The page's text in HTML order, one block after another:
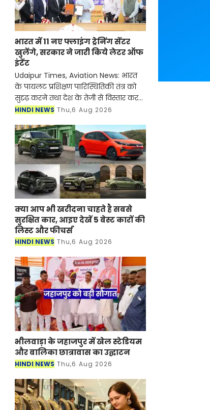
भारत में 11 नए फ्लाइंग ट्रेनिंग सेंटर
खुलेंगे, सरकार ने जारी किये लेटर ऑफ
इंटेंट
Udaipur Times, Aviation News: भारत
के पायलट प्रशिक्षण पारिस्थितिकी तंत्र को
सुदृढ़ करने तथा देश के तेजी से विस्तार कर
रहे नागरिक उड्डयन क्षेत्र को समर्थन देने की
HINDI NEWS Thu,6 Aug 2026
क्या आप भी खरीदना चाहते है सबसे
सुरक्षित कार, आइए देखें 5 बेस्ट कारों की
लिस्ट और फीचर्स
HINDI NEWS Thu,6 Aug 2026
भीलवाड़ा के जहाजपुर में खेल स्टेडियम
और बालिका छात्रावास का उद्घाटन
HINDI NEWS Thu,6 Aug 2026